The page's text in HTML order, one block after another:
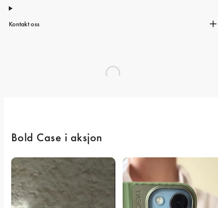
Kontakt oss
Bold Case i aksjon